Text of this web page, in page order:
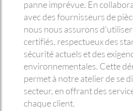
panne imprévue. En
avec des fournisseurs de
nous nous assurons
certifiés, respectueux des
sécurité actuels et des
environnementales. Cette
permet à notre atelier de se
secteur, en offrant des
chaque client.